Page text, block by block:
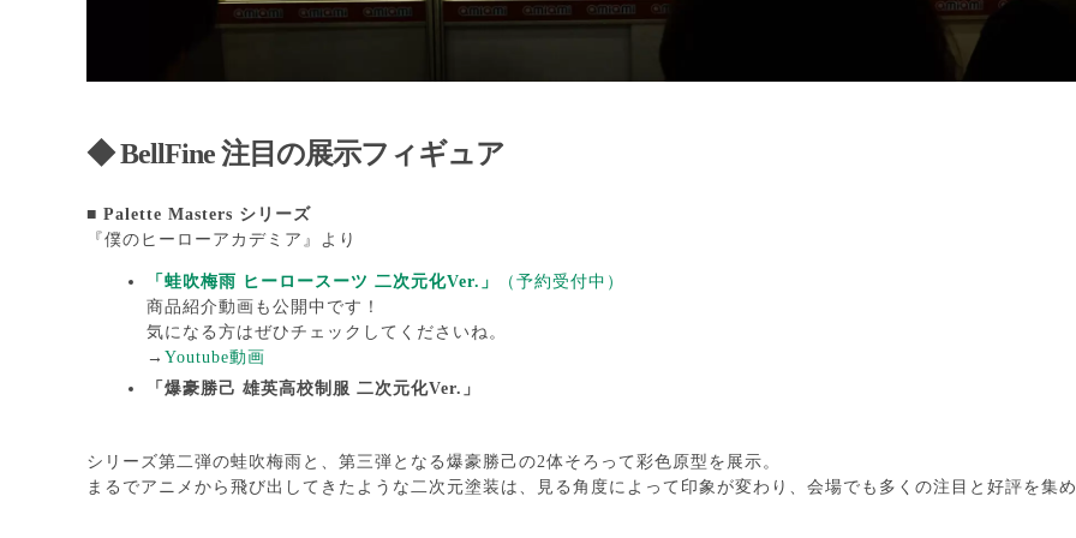
◆BellFine 注目の展示フィギュア
■ Palette Masters シリーズ
『僕のヒーローアカデミア』より
「蛙吹梅雨 ヒーロースーツ 二次元化Ver.」
（予約受付中）
商品紹介動画も公開中です！
気になる方はぜひチェックしてくださいね。
→ Youtube動画
「爆豪勝己 雄英高校制服 二次元化Ver.」
シリーズ第二弾の蛙吹梅雨と、第三弾となる爆豪勝己の2体そろって彩色原型を展示。
まるでアニメから飛び出してきたような二次元塗装は、見る角度によって印象が変わり、会場でも多くの注目と好評を集め